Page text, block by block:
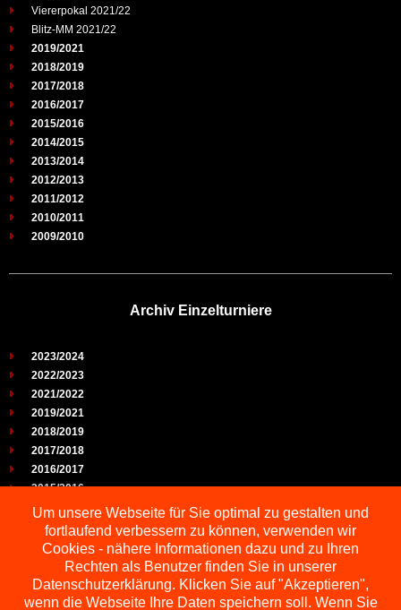
Viererpokal 2021/22
Blitz-MM 2021/22
2019/2021
2018/2019
2017/2018
2016/2017
2015/2016
2014/2015
2013/2014
2012/2013
2011/2012
2010/2011
2009/2010
Archiv Einzelturniere
2023/2024
2022/2023
2021/2022
2019/2021
2018/2019
2017/2018
2016/2017
2015/2016
2014/2015
2013/2014
2012/2013
2011/2012
2010/2011
2009/2010
Um unsere Webseite für Sie optimal zu gestalten und
fortlaufend verbessern zu können, verwenden wir
Cookies - nähere Informationen dazu und zu Ihren
Rechten als Benutzer finden Sie in unserer
Datenschutzerklärung. Klicken Sie auf "Akzeptieren",
wenn die Webseite Ihre Daten speichern soll. Wenn Sie